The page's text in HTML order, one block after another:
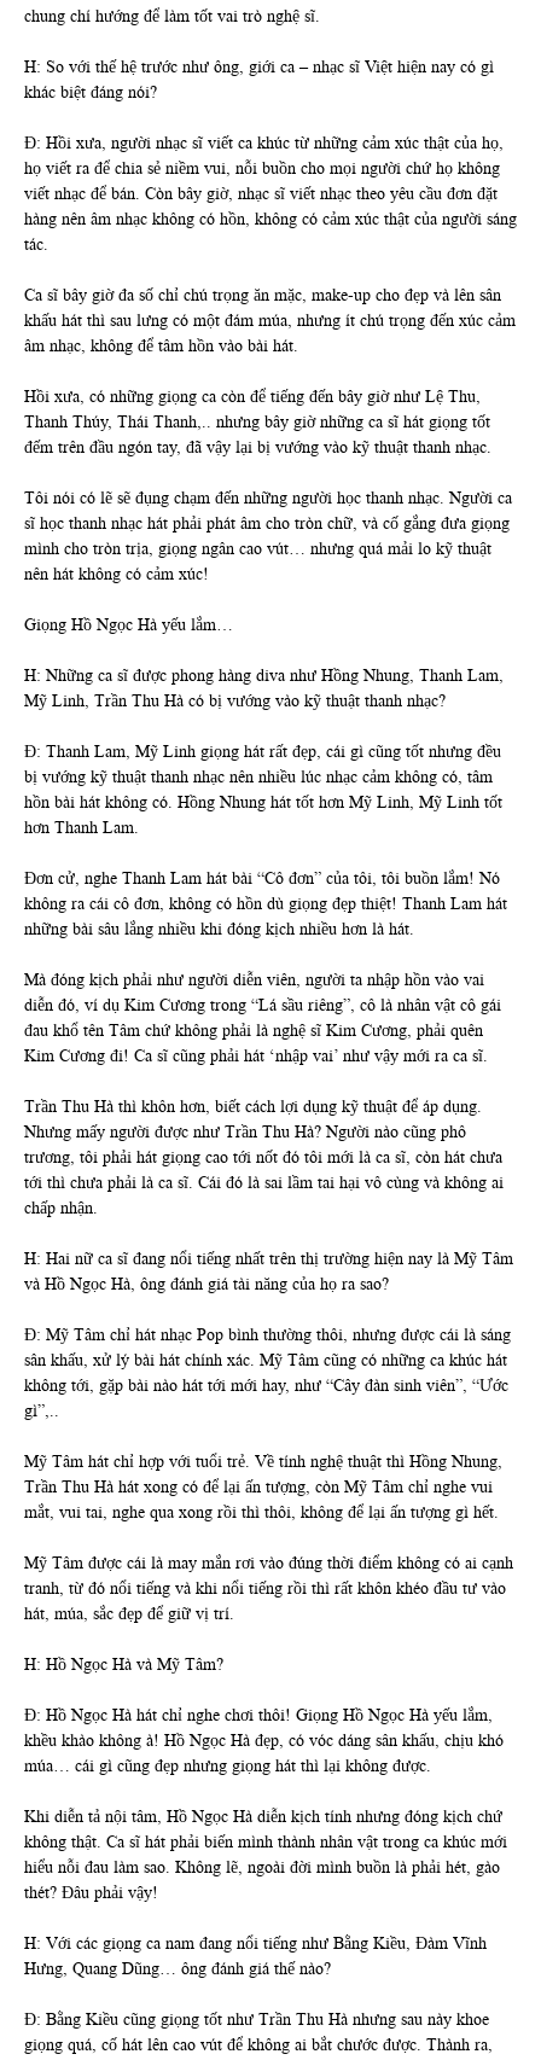
chung chí hướng để làm tốt vai trò nghệ sĩ.
H: So với thế hệ trước như ông, giới ca – nhạc sĩ Việt hiện nay có gì
khác biệt đáng nói?
Đ: Hồi xưa, người nhạc sĩ viết ca khúc từ những cảm xúc thật của họ,
họ viết ra để chia sẻ niềm vui, nỗi buồn cho mọi người chứ họ không
viết nhạc để bán. Còn bây giờ, nhạc sĩ viết nhạc theo yêu cầu đơn đặt
hàng nên âm nhạc không có hồn, không có cảm xúc thật của người sáng
tác.
Ca sĩ bây giờ đa số chỉ chú trọng ăn mặc, make-up cho đẹp và lên sân
khấu hát thì sau lưng có một đám múa, nhưng ít chú trọng đến xúc cảm
âm nhạc, không để tâm hồn vào bài hát.
Hồi xưa, có những giọng ca còn để tiếng đến bây giờ như Lệ Thu,
Thanh Thúy, Thái Thanh,.. nhưng bây giờ những ca sĩ hát giọng tốt
đếm trên đầu ngón tay, đã vậy lại bị vướng vào kỹ thuật thanh nhạc.
Tôi nói có lẽ sẽ đụng chạm đến những người học thanh nhạc. Người ca
sĩ học thanh nhạc hát phải phát âm cho tròn chữ, và cố gắng đưa giọng
mình cho tròn trịa, giọng ngân cao vút… nhưng quá mải lo kỹ thuật
nên hát không có cảm xúc!
Giọng Hồ Ngọc Hà yếu lắm…
H: Những ca sĩ được phong hàng diva như Hồng Nhung, Thanh Lam,
Mỹ Linh, Trần Thu Hà có bị vướng vào kỹ thuật thanh nhạc?
Đ: Thanh Lam, Mỹ Linh giọng hát rất đẹp, cái gì cũng tốt nhưng đều
bị vướng kỹ thuật thanh nhạc nên nhiều lúc nhạc cảm không có, tâm
hồn bài hát không có. Hồng Nhung hát tốt hơn Mỹ Linh, Mỹ Linh tốt
hơn Thanh Lam.
Đơn cử, nghe Thanh Lam hát bài “Cô đơn” của tôi, tôi buồn lắm! Nó
không ra cái cô đơn, không có hồn dù giọng đẹp thiệt! Thanh Lam hát
những bài sâu lắng nhiều khi đóng kịch nhiều hơn là hát.
Mà đóng kịch phải như người diễn viên, người ta nhập hồn vào vai
diễn đó, ví dụ Kim Cương trong “Lá sầu riêng”, cô là nhân vật cô gái
đau khổ tên Tâm chứ không phải là nghệ sĩ Kim Cương, phải quên
Kim Cương đi! Ca sĩ cũng phải hát ‘nhập vai’ như vậy mới ra ca sĩ.
Trần Thu Hà thì khôn hơn, biết cách lợi dụng kỹ thuật để áp dụng.
Nhưng mấy người được như Trần Thu Hà? Người nào cũng phô
trương, tôi phải hát giọng cao tới nốt đó tôi mới là ca sĩ, còn hát chưa
tới thì chưa phải là ca sĩ. Cái đó là sai lầm tai hại vô cùng và không ai
chấp nhận.
H: Hai nữ ca sĩ đang nổi tiếng nhất trên thị trường hiện nay là Mỹ Tâm
và Hồ Ngọc Hà, ông đánh giá tài năng của họ ra sao?
Đ: Mỹ Tâm chỉ hát nhạc Pop bình thường thôi, nhưng được cái là sáng
sân khấu, xử lý bài hát chính xác. Mỹ Tâm cũng có những ca khúc hát
không tới, gặp bài nào hát tới mới hay, như “Cây đàn sinh viên”, “Ước
gì”,..
Mỹ Tâm hát chỉ hợp với tuổi trẻ. Về tính nghệ thuật thì Hồng Nhung,
Trần Thu Hà hát xong có để lại ấn tượng, còn Mỹ Tâm chỉ nghe vui
mắt, vui tai, nghe qua xong rồi thì thôi, không để lại ấn tượng gì hết.
Mỹ Tâm được cái là may mắn rơi vào đúng thời điểm không có ai cạnh
tranh, từ đó nổi tiếng và khi nổi tiếng rồi thì rất khôn khéo đầu tư vào
hát, múa, sắc đẹp để giữ vị trí.
H: Hồ Ngọc Hà và Mỹ Tâm?
Đ: Hồ Ngọc Hà hát chỉ nghe chơi thôi! Giọng Hồ Ngọc Hà yếu lắm,
khều khào không à! Hồ Ngọc Hà đẹp, có vóc dáng sân khấu, chịu khó
múa… cái gì cũng đẹp nhưng giọng hát thì lại không được.
Khi diễn tả nội tâm, Hồ Ngọc Hà diễn kịch tính nhưng đóng kịch chứ
không thật. Ca sĩ hát phải biến mình thành nhân vật trong ca khúc mới
hiểu nỗi đau làm sao. Không lẽ, ngoài đời mình buồn là phải hét, gào
thét? Đâu phải vậy!
H: Với các giọng ca nam đang nổi tiếng như Bằng Kiều, Đàm Vĩnh
Hưng, Quang Dũng… ông đánh giá thế nào?
Đ: Bằng Kiều cũng giọng tốt như Trần Thu Hà nhưng sau này khoe
giọng quá, cố hát lên cao vút để không ai bắt chước được. Thành ra,